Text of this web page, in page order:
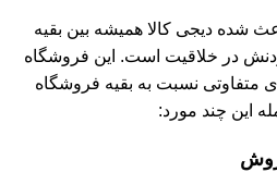
شده دیجی کالا همیشه بین بقیه
در خلاقیت است. این فروشگاه
نسبت به بقیه فروشگاه
این چند مورد: